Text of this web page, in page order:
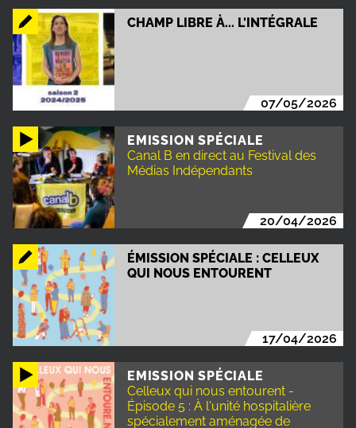
CHAMP LIBRE À... L'INTÉGRALE
07/05/2026
EMISSION SPÉCIALE
Canal B en direct au Festival des
Médias Indépendants
20/04/2026
ÉMISSION SPÉCIALE : CELLEUX
QUI NOUS ENTOURENT
17/04/2026
EMISSION SPÉCIALE
Celleux qui nous entourent -
Épisode 5 : À l'unité hospitalière
spécialement aménagée de